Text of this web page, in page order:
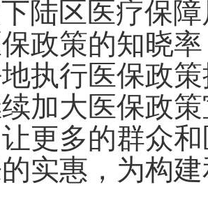
陆区医疗保
政策的知晓
执行医保政
加大医保政
更多的群众
实惠，为构